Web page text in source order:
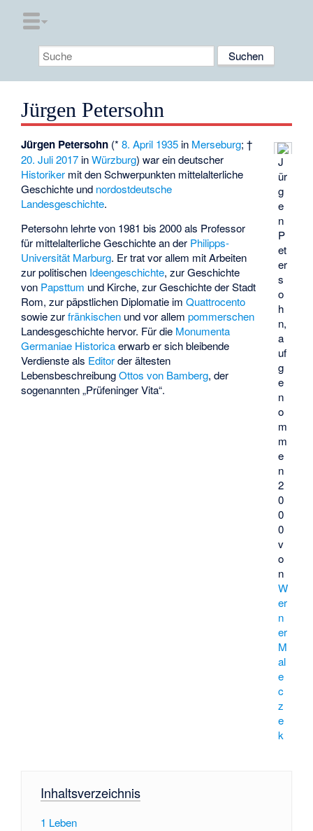
Jürgen Petersohn
J
ür
g
e
n
P
et
er
s
o
h
n,
a
uf
g
e
n
o
m
m
e
n
2
0
0
0
v
o
n
W
er
n
er
M
al
e
c
z
e
k
Jürgen Petersohn (*8. April 1935 in Merseburg; †
20. Juli 2017 inWürzburg) war ein deutscher
Historiker mit den Schwerpunkten mittelalterliche
Geschichte und nordostdeutsche
Landesgeschichte.
Petersohn lehrte von 1981 bis 2000 als Professor
für mittelalterliche Geschichte an der Philipps-
Universität Marburg. Er trat vor allem mit Arbeiten
zur politischen Ideengeschichte, zur Geschichte
von Papsttum und Kirche, zur Geschichte der Stadt
Rom, zur päpstlichen Diplomatie imQuattrocento
sowie zurfränkischen und vor allempommerschen
Landesgeschichte hervor. Für die Monumenta
Germaniae Historicaerwarb er sich bleibende
Verdienste als Editorder ältesten
LebensbeschreibungOttos von Bamberg, der
sogenannten „Prüfeninger Vita“.
Inhaltsverzeichnis
1 Leben